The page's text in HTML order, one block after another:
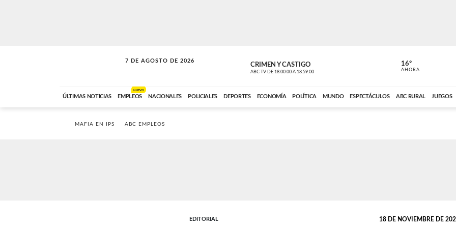
7 DE AGOSTO DE 2026
SOLO MÚSICA CRIMEN Y CASTIGO
ABC TV DE 18:00:00 A 18:59:00 ABC CARDINAL
16º
AHORA
ÚLTIMAS NOTICIAS EMPLEOS
NUEVO
NACIONALES POLICIALES DEPORTES ECONOMÍA POLÍTICA MUNDO ESPECTÁCULOS ABC RURAL JUEGOS
MAFIA EN IPS ABC EMPLEOS
EDITORIAL 18 DE NOVIEMBRE DE